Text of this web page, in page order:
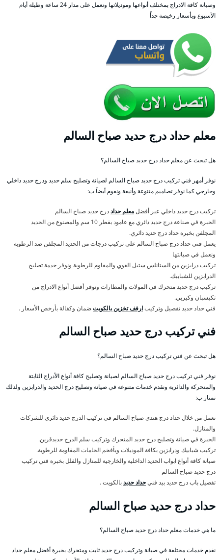
وصيانة كافة الادراج بمختلف أنواعها وموديلاتها ونعمل على مدار 24 ساعة وطيلة أيام
الأسبوع وبأسعار رخيصة جداً
معلم حداد درج حديد صباح السالم
هل تبحث عن معلم حداد درج حديد صباح السالم؟
نوفر أمهر فني تركيب درج حديد صباح السالم لصيانة وتصليح سلم حديد ودرج حديد داخلي
وخارجي كما نوفر تصاميم متنوعة وأنيقة ونقوم أيضاً ب:
تركيب درج حديد داخلي عبر أفضلمعلم حداددرج حديد صباح السالم
الخبرة في صناعة درج حديد دائري مع عامود بقطر 10 سم والمصنوع من الحديد
المجلفن بخبرة حداد درج حديد دائري.
يعمل فني حداد درج صباح السالم على تركيب درجات من الحديد المجلفن ضد الرطوبة
ونعمل في صيانتها
تركيب درابزين من الستانلس ستيل القوي والمقاوم للرطوبة ونوفر خدمة تصليح
الدرابزين للشبابيك.
تركيب درج حديد متحرك في المولات والمطارات ونوفر أفضل أنواع الادراج من
تكيسبان وكيربي.
فني حداد حديد تفصيل وتركيبارفف تخزين بالكويتضمان وكفالة بأرخص الأسعار .
فني تركيب درج حديد صباح السالم
هل تبحث عن فني تركيب درج حديد صباح السالم؟
نوفر فني تركيب درج حديد صباح السالم لصيانة وتصليح كافة أنواع الأدراج الثابتة
والمتحركة والدائرية ونقدم خدمات متنوعة في صيانة وتصليح درج الحديد والدرابزين ولذلك
نمتاز ب:
نعمل من خلال حداد درج هندي صباح السالم في تركيب الدرج حديد دائري للشركات
والمنازل.
الخبرة في صيانة وتصليح درج حديد المتحرك وتركيب سلم الدرج حديدقرين.
تركيب شبابيك ودرابزين بكافة الموديلات وبأفخم الخامات المقاومة للرطوبة.
صيانة كافة أنواع ابواب الحديد الداخلية والخارجية للمنازل والفلل بخبرة فني تركيب
درج حديد صباح السالم
تفصيل باب درج حديد بيد فنيحداد حديدبالكويت .
حداد درج حديد صباح السالم
ما هي خدمات معلم حداد درج حديد صباح السالم؟
نقدم خدمات مختلفة في صيانة وتركيب درج حديد ثابت ومتحرك بخبرة أفضل معلم حداد